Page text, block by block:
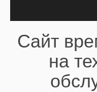
Сайт
на